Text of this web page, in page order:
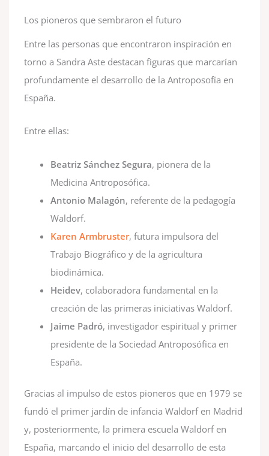
Los pioneros que sembraron el futuro
Entre las personas que encontraron inspiración en
torno a Sandra Aste destacan figuras que marcarían
profundamente el desarrollo de la Antroposofía en
España.
Entre ellas:
Beatriz Sánchez Segura, pionera de la
Medicina Antroposófica.
Antonio Malagón, referente de la pedagogía
Waldorf.
Karen Armbruster, futura impulsora del
Trabajo Biográfico y de la agricultura
biodinámica.
Heidev, colaboradora fundamental en la
creación de las primeras iniciativas Waldorf.
Jaime Padró, investigador espiritual y primer
presidente de la Sociedad Antroposófica en
España.
Gracias al impulso de estos pioneros que en 1979 se
fundó el primer jardín de infancia Waldorf en Madrid
y, posteriormente, la primera escuela Waldorf en
España, marcando el inicio del desarrollo de esta